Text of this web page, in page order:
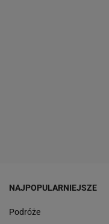
NAJPOPULARNIEJSZE
Podróże